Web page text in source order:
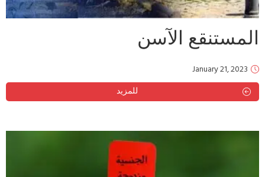
المستنقع الآسن
January 21, 2023
للمزيد